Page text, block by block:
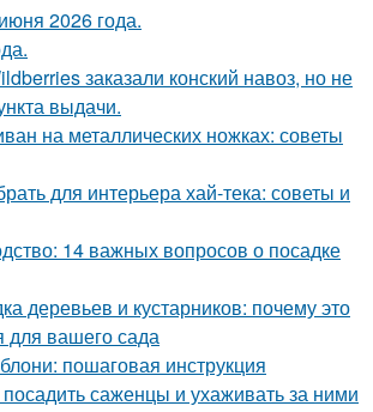
2026 года.
заказали конский навоз, но не
выдачи.
на металлических ножках: советы
для интерьера хай-тека: советы и
14 важных вопросов о посадке
деревьев и кустарников: почему это
для вашего сада
пошаговая инструкция
саженцы и ухаживать за ними